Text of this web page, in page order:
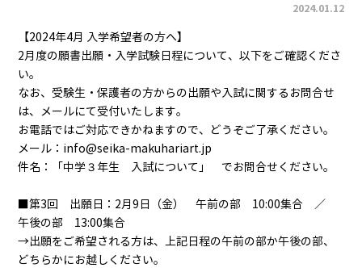
2024.01.12
【2024年4月 入学希望者の方へ】
2月度の願書出願・入学試験日程について、以下をご確認くださ
い。
なお、受験生・保護者の方からの出願や入試に関するお問合せ
は、メールにて受付いたします。
お電話ではご対応できかねますので、どうぞご了承ください。
メール：info@seika-makuhariart.jp
件名：「中学３年生 入試について」 でお問合せください。
■第3回 出願日：2月9日（金） 午前の部 10:00集合 ／
午後の部 13:00集合
→出願をご希望される方は、上記日程の午前の部か午後の部、
どちらかにお越しください。